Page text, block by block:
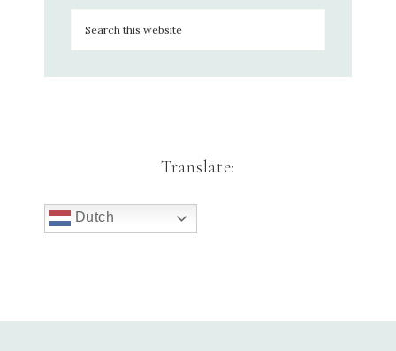
Translate:
Dutch